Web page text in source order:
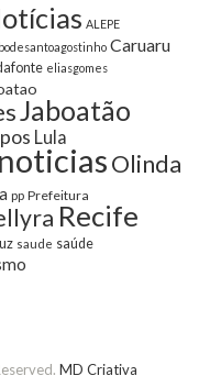
ALEPE
Caruaru
eliasgomes
Jaboatão
Lula
noticiasOlinda
pp Prefeitura
Recife
saude saúde
MD Criativa